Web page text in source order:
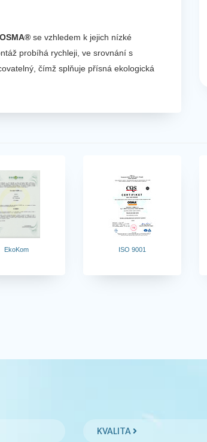
se vzhledem k jejich nízké
probíhá rychleji, ve srovnání s
čímž splňuje přísná ekologická
EkoKom ISO 9001
KVALITA